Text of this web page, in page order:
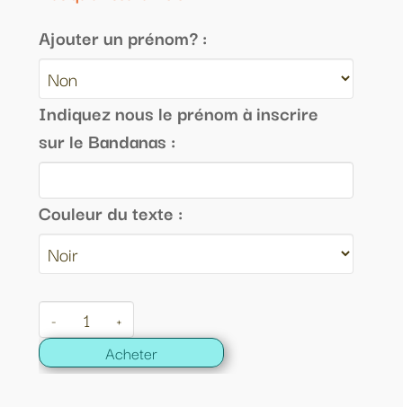
Ajouter un prénom? :
Indiquez nous le prénom à inscrire
sur le Bandanas :
Couleur du texte :
- +
Acheter